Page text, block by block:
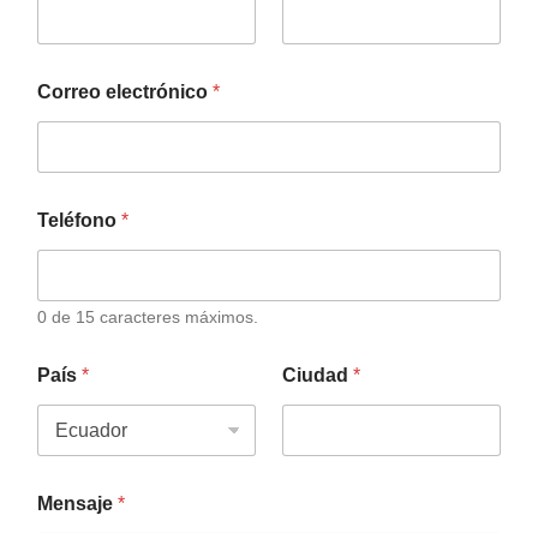
Correo electrónico *
Teléfono *
0 de 15 caracteres máximos.
País * Ciudad *
Mensaje *